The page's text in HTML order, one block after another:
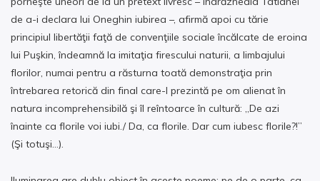
de a-i declara lui Oneghin iubirea –, afirmă apoi cu tărie
principiul libertăţii faţă de convenţiile sociale încălcate de eroina
lui Puşkin, îndeamnă la imitaţia firescului naturii, a limbajului
florilor, numai pentru a răsturna toată demonstraţia prin
întrebarea retorică din final care-l prezintă pe om alienat în
natura incomprehensibilă şi îl reîntoarce în cultură: „De azi
înainte ca florile voi iubi./ Da, ca florile. Dar cum iubesc florile?!”
(Şi totuşi…).